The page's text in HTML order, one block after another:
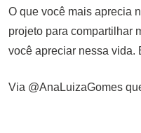
O que você mais aprecia
projeto para compartilhar
você apreciar nessa vida.
Via @AnaLuizaGomes